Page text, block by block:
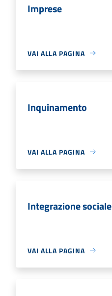
Imprese
VAI ALLA PAGINA
Inquinamento
VAI ALLA PAGINA
Integrazione sociale
VAI ALLA PAGINA